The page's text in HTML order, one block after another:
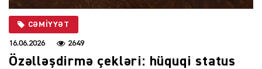
CƏMIYYƏT
16.06.2026 2649
Özəlləşdirmə çekləri: hüquqi status